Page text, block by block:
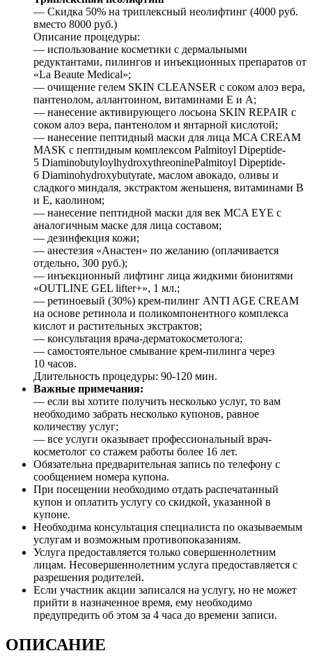
— Скидка 50% на триплексный неолифтинг (4000 руб.
вместо 8000 руб.)
Описание процедуры:
— использование косметики с дермальными
редуктантами, пилингов и инъекционных препаратов от
«La Beaute Medical»;
— очищение гелем SKIN CLEANSER с соком алоэ вера,
пантенолом, аллантоином, витаминами Е и А;
— нанесение активирующего лосьона SKIN REPAIR с
соком алоэ вера, пантенолом и янтарной кислотой;
— нанесение пептидный маски для лица MCA CREAM
MASK с пептидным комплексом Palmitoyl Dipeptide-
5 DiaminobutyloylhydroxythreoninePalmitoyl Dipeptide-
6 Diaminohydroxybutyrate, маслом авокадо, оливы и
сладкого миндаля, экстрактом женьшеня, витаминами В
и Е, каолином;
— нанесение пептидной маски для век MCA EYE с
аналогичным маске для лица составом;
— дезинфекция кожи;
— анестезия «Aнастен» по желанию (оплачивается
отдельно, 300 руб.);
— инъекционный лифтинг лица жидкими бионитями
«OUTLINE GEL lifter+», 1 мл.;
— ретиноевый (30%) крем-пилинг ANTI AGE CREAM
на основе ретинола и поликомпонентного комплекса
кислот и растительных экстрактов;
— консультация врача-дерматокосметолога;
— самостоятельное смывание крем-пилинга через
10 часов.
Длительность процедуры: 90-120 мин.
Важные примечания:
— если вы хотите получить несколько услуг, то вам
необходимо забрать несколько купонов, равное
количеству услуг;
— все услуги оказывает профессиональный врач-
косметолог со стажем работы более 16 лет.
Обязательна предварительная запись по телефону с
сообщением номера купона.
При посещении необходимо отдать распечатанный
купон и оплатить услугу со скидкой, указанной в
купоне.
Необходима консультация специалиста по оказываемым
услугам и возможным противопоказаниям.
Услуга предоставляется только совершеннолетним
лицам. Несовершеннолетним услуга предоставляется с
разрешения родителей.
Если участник акции записался на услугу, но не может
прийти в назначенное время, ему необходимо
предупредить об этом за 4 часа до времени записи.
ОПИСАНИЕ